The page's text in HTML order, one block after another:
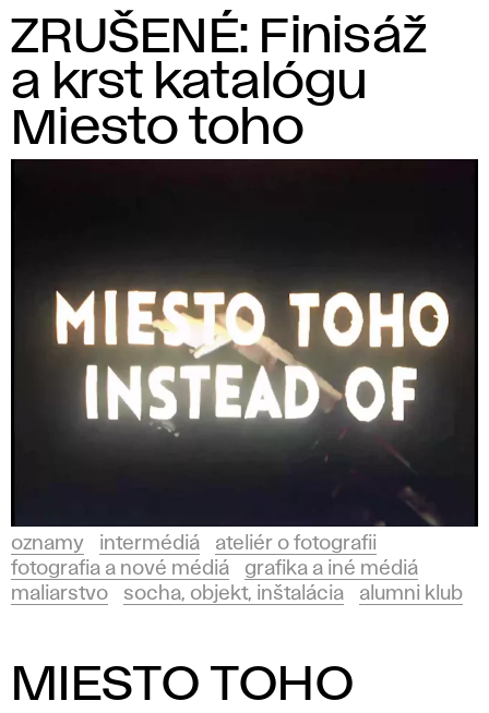
ZRUŠENÉ: Finisáž
a krst katalógu
Miesto toho
oznamy intermédiá
ateliér o fotografii
fotografia a nové médiá
grafika a iné médiá
maliarstvo
socha, objekt, inštalácia alumni klub
MIESTO TOHO